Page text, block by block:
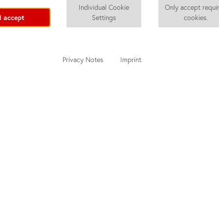
I accept
Individual Cookie
Settings
Only accept
cookies.
Privacy Notes Imprint